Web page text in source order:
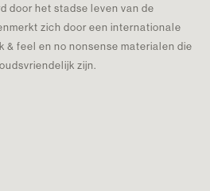
door het stadse leven van de
zich door een internationale
& feel en no nonsense materialen die
zijn.